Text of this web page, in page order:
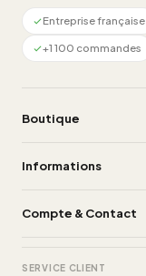
Entreprise française
+1 100 commandes
Boutique
Informations
Compte & Contact
SERVICE CLIENT